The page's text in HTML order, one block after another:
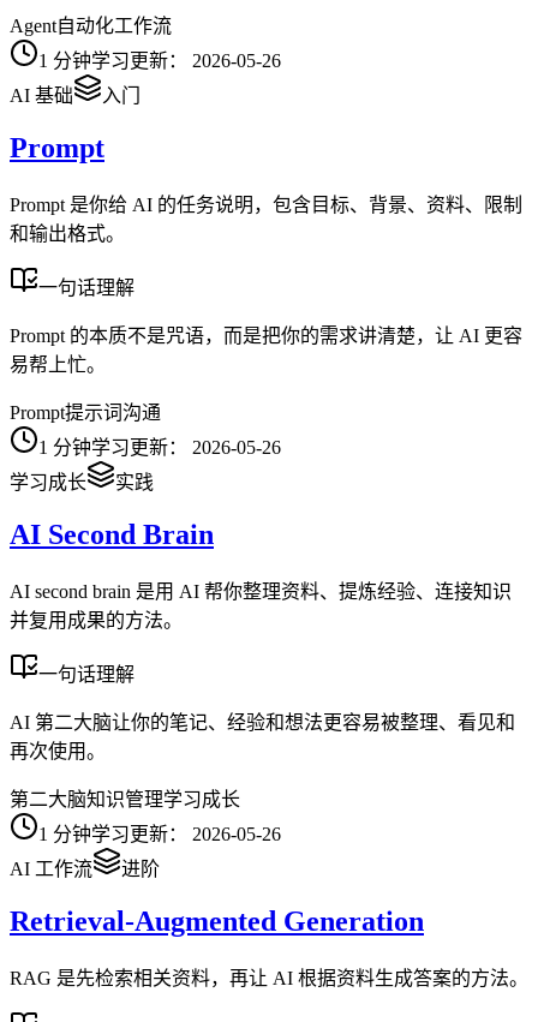
Agent自动化工作流
1 分钟学习更新：
2026-05-26
AI 基础
入门
Prompt
Prompt 是你给 AI 的任务说明，包含目标、背景、资料、限制
和输出格式。
一句话理解
Prompt 的本质不是咒语，而是把你的需求讲清楚，让 AI 更容
易帮上忙。
Prompt提示词沟通
1 分钟学习更新：
2026-05-26
学习成长
实践
AI Second Brain
AI second brain 是用 AI 帮你整理资料、提炼经验、连接知识
并复用成果的方法。
一句话理解
AI 第二大脑让你的笔记、经验和想法更容易被整理、看见和
再次使用。
第二大脑知识管理学习成长
1 分钟学习更新：
2026-05-26
AI 工作流
进阶
Retrieval-Augmented Generation
RAG 是先检索相关资料，再让 AI 根据资料生成答案的方法。